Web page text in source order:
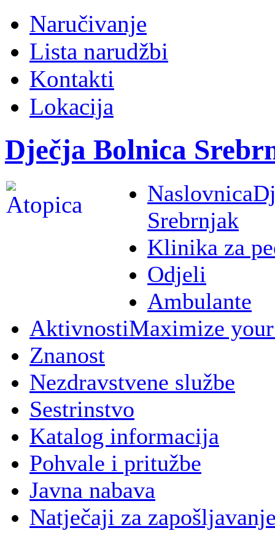
Naručivanje
Lista narudžbi
Kontakti
Lokacija
Dječja Bolnica
Naslovnica
Srebrnjak
Klinika za
Odjeli
Ambulante
AktivnostiMaximize
Znanost
Nezdravstvene službe
Sestrinstvo
Katalog informacija
Pohvale i pritužbe
Javna nabava
Natječaji za